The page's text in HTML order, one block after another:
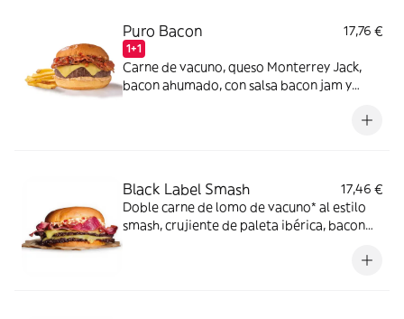
Puro Bacon
1+1
17,76 €
Carne de vacuno, queso Monterrey Jack,
bacon ahumado, con salsa bacon jam y
Black Label Smash
17,46 €
Doble carne de lomo de vacuno* al estilo
smash, crujiente de paleta ibérica, bacon
huevo frito en pan estilo brioche. *60% de